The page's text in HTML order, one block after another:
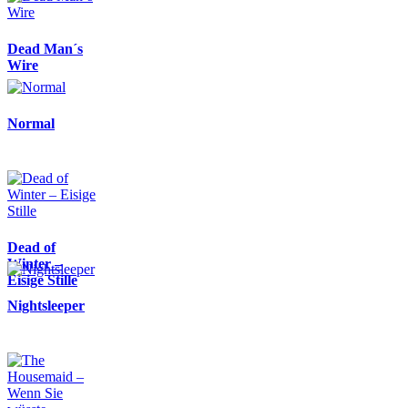
Dead Man´s
Wire
Normal
Dead of
Winter –
Eisige Stille
Nightsleeper